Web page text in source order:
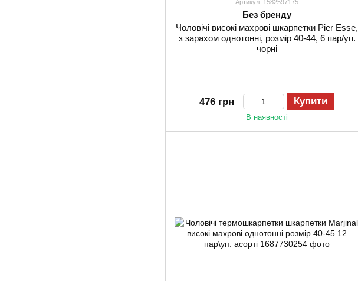
Артикул: 1582597175
Без бренду
Чоловічі високі махрові шкарпетки Pier Esse,
з зарахом однотонні, розмір 40-44, 6 пар/уп.
чорні
476 грн Купити
В наявності